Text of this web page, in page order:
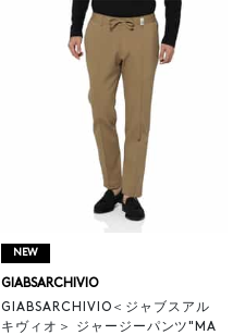
NEW
GIABSARCHIVIO
GIABSARCHIVIO＜ジャブスアル
キヴィオ＞ ジャージーパンツ"MA